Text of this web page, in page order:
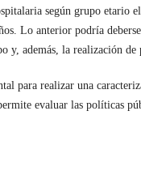
según grupo etario
Lo anterior podría
y, además, la realización de
para realizar una
evaluar las políticas